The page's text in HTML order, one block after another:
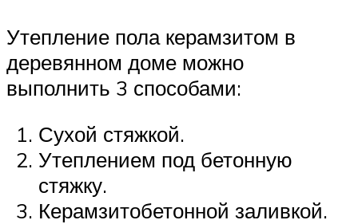
Утепление пола керамзитом в
деревянном доме можно
выполнить 3 способами:
Сухой стяжкой.
Утеплением под бетонную
стяжку.
Керамзитобетонной заливкой.